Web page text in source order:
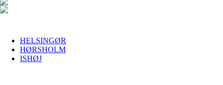
HELSINGØR
HØRSHOLM
ISHØJ